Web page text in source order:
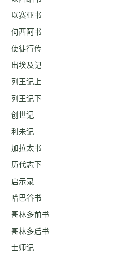
以赛亚书
何西阿书
使徒行传
出埃及记
列王记上
列王记下
创世记
利未记
加拉太书
历代志下
启示录
哈巴谷书
哥林多前书
哥林多后书
士师记